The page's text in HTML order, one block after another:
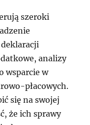
szeroki
analizy
wsparcie w
płacowych.
się na swojej
że ich sprawy